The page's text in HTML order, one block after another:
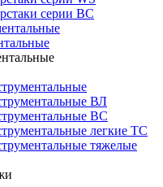
серии ВС
ВЛ
ВС
легкие ТС
тяжелые